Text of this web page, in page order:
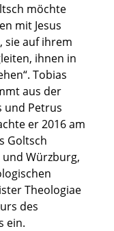
möchte
mit Jesus
sie auf ihrem
ihnen in
Tobias
aus der
und Petrus
er 2016 am
Goltsch
Würzburg,
Theologiae
des
ein.